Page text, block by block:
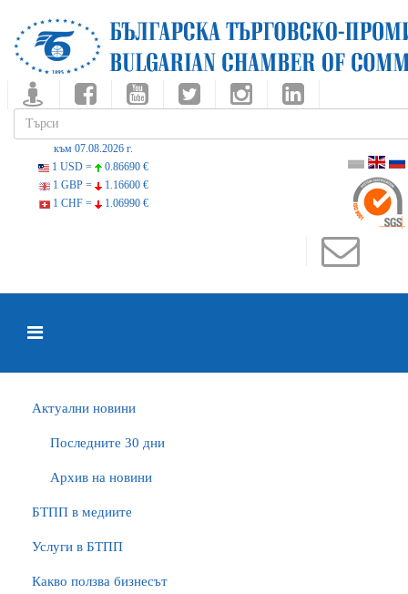
към 07.08.2026 г.
1 USD =
0.86690 €
1 GBP =
1.16600 €
1 CHF =
1.06990 €
Актуални новини
Последните 30 дни
Архив на новини
БTПП в медиите
Услуги в БТПП
Какво ползва бизнесът